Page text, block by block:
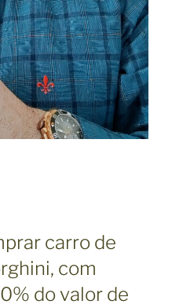
carro de
com
do valor de